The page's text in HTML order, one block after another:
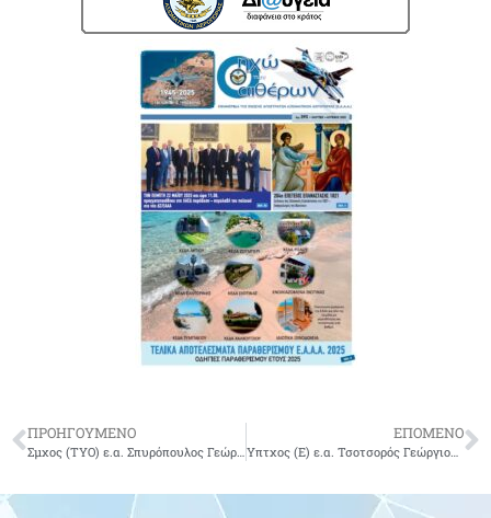
ΠΡΟΗΓΟΥΜΕΝΟ ΕΠΟΜΕΝΟ
Υπτχος (Ε) ε.α. Τσοτσορός Γεώργιος του Νικολάου